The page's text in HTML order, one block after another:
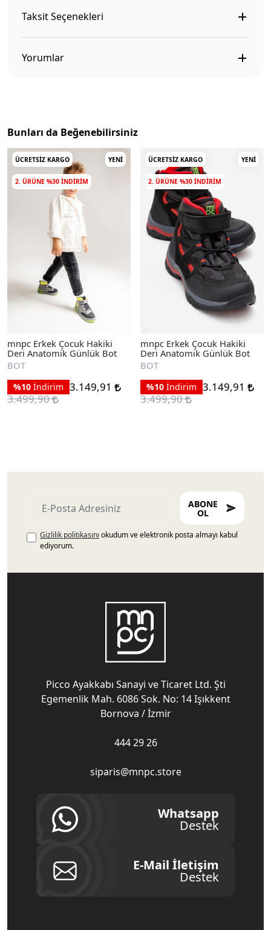
Taksit Seçenekleri
Yorumlar
Bunları da Beğenebilirsiniz
ÜCRETSIZ KARGO YENI
2. ÜRÜNE %30 INDIRIM
mnpc Erkek Çocuk Hakiki
Deri Anatomik Günlük Bot
BOT
%10 İndirim 3.149,91
3.499,90
ÜCRETSIZ KARGO YENI
2. ÜRÜNE %30 INDIRIM
mnpc Erkek Çocuk Hakiki
Deri Anatomik Günlük Bot
BOT
%10 İndirim 3.149,91
3.499,90
ABONE
OL
Gizlilik politikasını okudum ve elektronik posta almayı kabul
ediyorum.
Picco Ayakkabı Sanayi ve Ticaret Ltd. Şti
Egemenlik Mah. 6086 Sok. No: 14 Işıkkent
Bornova / İzmir
444 29 26
siparis@mnpc.store
Whatsapp
Destek
E-Mail İletişim
Destek